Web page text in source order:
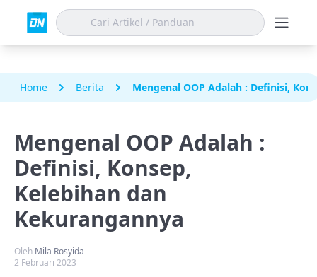
Home Berita Mengenal OOP Adalah : Definisi,
Mengenal OOP Adalah :
Definisi, Konsep,
Kelebihan dan
Kekurangannya
Oleh Mila Rosyida
2 Februari 2023